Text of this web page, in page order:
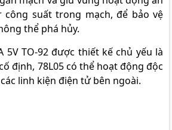
công suất trong mạch, để bảo vệ
thể phá hủy.
5V TO-92 được thiết kế chủ yếu là
định, 78L05 có thể hoạt động độc
linh kiện điện tử bên ngoài.